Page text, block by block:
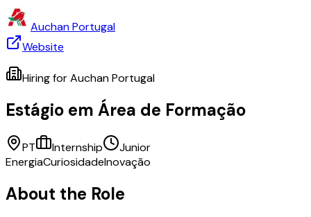
Auchan Portugal
Website
Hiring forAuchan Portugal
Estágio em Área de Formação
PT Internship
Junior
EnergiaCuriosidadeInovação
About the Role